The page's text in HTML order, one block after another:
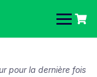
pour la dernière fois